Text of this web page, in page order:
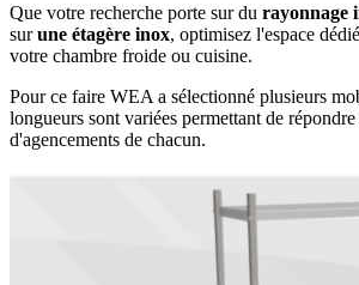
Que votre recherche porte sur du rayonnage
surune étagère inox, optimisez l'espace
votre chambre froide ou cuisine.
Pour ce faire WEA a sélectionné plusieurs
longueurs sont variées permettant de
d'agencements de chacun.